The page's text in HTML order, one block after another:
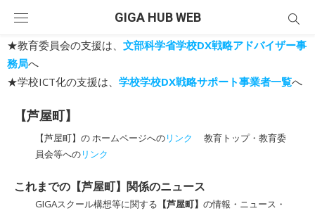
content
GIGA HUB WEB
★教育委員会の支援は、 文部科学省学校DX戦略アドバイザー事
務局へ
★学校ICT化の支援は、 学校学校DX戦略サポート事業者一覧へ
【芦屋町】
【芦屋町】の ホームページへのリンク
教育トップ・教育委
員会等へのリンク
これまでの【芦屋町】関係のニュース
GIGAスクール構想等に関する 【芦屋町】 の情報・ニュース・